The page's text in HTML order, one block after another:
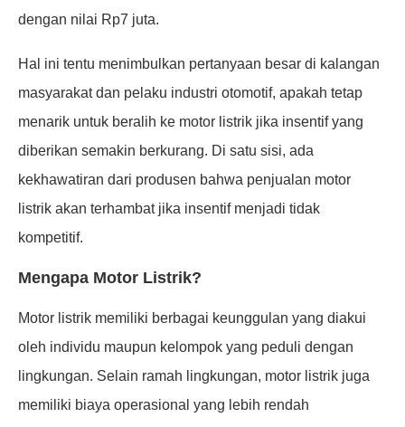
dengan nilai Rp7 juta.
Hal ini tentu menimbulkan pertanyaan besar di kalangan
masyarakat dan pelaku industri otomotif, apakah tetap
menarik untuk beralih ke motor listrik jika insentif yang
diberikan semakin berkurang. Di satu sisi, ada
kekhawatiran dari produsen bahwa penjualan motor
listrik akan terhambat jika insentif menjadi tidak
kompetitif.
Mengapa Motor Listrik?
Motor listrik memiliki berbagai keunggulan yang diakui
oleh individu maupun kelompok yang peduli dengan
lingkungan. Selain ramah lingkungan, motor listrik juga
memiliki biaya operasional yang lebih rendah